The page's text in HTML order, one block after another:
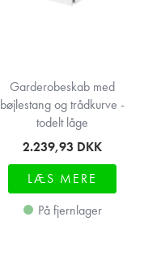
Garderobeskab med
bøjlestang og trådkurve -
todelt låge
2.239,93 DKK
LÆS MERE
På fjernlager